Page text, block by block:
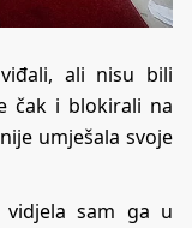
ali nisu bili
čak i blokirali na
umješala svoje
sam ga u